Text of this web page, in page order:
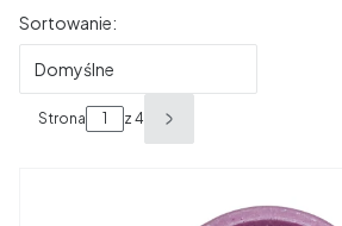
Lista produktów
Sortowanie:
Domyślne
Strona z 4 Następne produkty